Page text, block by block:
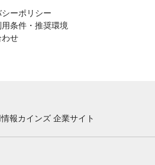
ーポリシー
条件・推奨環境
わせ
報カインズ 企業サイト